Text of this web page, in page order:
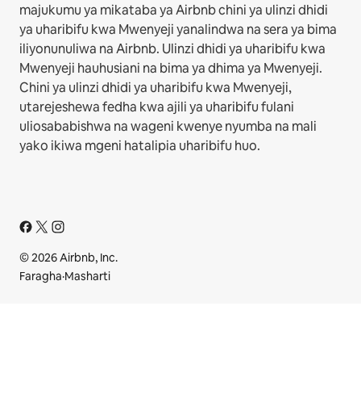
majukumu ya mikataba ya Airbnb chini ya ulinzi dhidi
ya uharibifu kwa Mwenyeji yanalindwa na sera ya bima
iliyonunuliwa na Airbnb. Ulinzi dhidi ya uharibifu kwa
Mwenyeji hauhusiani na bima ya dhima ya Mwenyeji.
Chini ya ulinzi dhidi ya uharibifu kwa Mwenyeji,
utarejeshewa fedha kwa ajili ya uharibifu fulani
uliosababishwa na wageni kwenye nyumba na mali
yako ikiwa mgeni hatalipia uharibifu huo.
© 2026 Airbnb, Inc.
Faragha·Masharti